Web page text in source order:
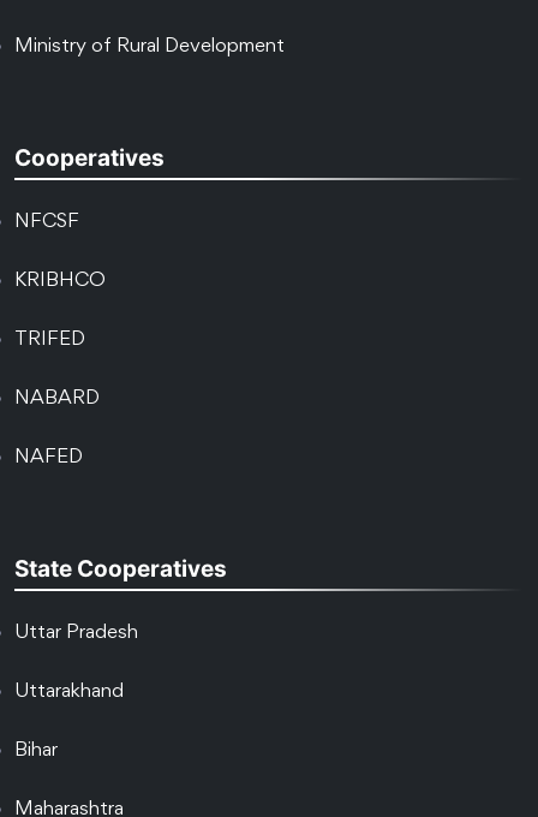
Ministry of Rural Development
Cooperatives
NFCSF
KRIBHCO
TRIFED
NABARD
NAFED
State Cooperatives
Uttar Pradesh
Uttarakhand
Bihar
Maharashtra